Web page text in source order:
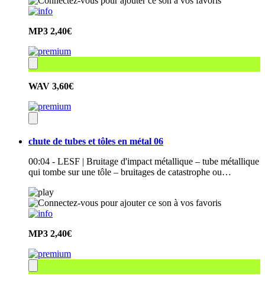
MP3 2,40€
WAV 3,60€
chute de tubes et tôles en métal 06
00:04 - LESF | Bruitage d'impact métallique – tube métallique
qui tombe sur une tôle – bruitages de catastrophe ou…
MP3 2,40€